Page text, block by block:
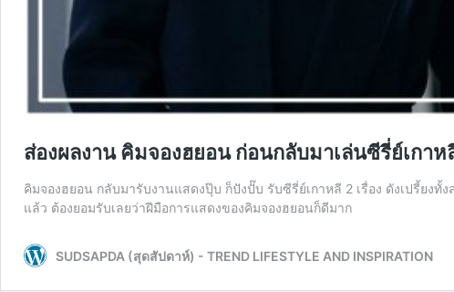
ส่องผลงาน คิมจองฮยอน ก่อนกลับมาเล่นซีรี่ย์เกาห
คิมจองฮยอน กลับมารับงานแสดงปุ๊บ ก็ปังปั๊บ รับซีรี่ย์เกาหลี 2 เรื่อง ดังเปรี้ยงทั้
แล้ว ต้องยอมรับเลยว่าฝีมือการแสดงของคิมจองฮยอนก็ดีมาก
SUDSAPDA (สุดสัปดาห์) - TREND LIFESTYLE AND INSPIRATION